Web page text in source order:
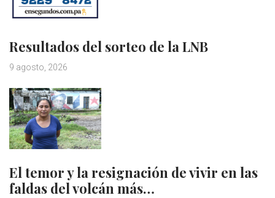
Resultados del sorteo de la LNB
9 agosto, 2026
El temor y la resignación de vivir en las
faldas del volcán más…